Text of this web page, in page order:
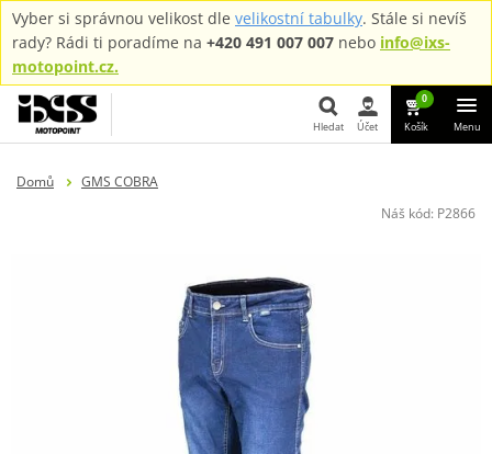
Vyber si správnou velikost dle velikostní tabulky. Stále si nevíš
rady? Rádi ti poradíme na +420 491 007 007 nebo info@ixs-
motopoint.cz.
Hledat Účet
0
Košík Menu
Domů
GMS COBRA
Náš kód: P2866